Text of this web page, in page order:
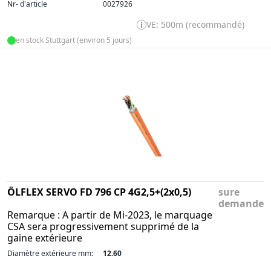
Nr- d'article 0027926
VE: 500m (recommandé)
en stock Stuttgart (environ 5 jours)
ÖLFLEX SERVO FD 796 CP 4G2,5+(2x0,5)
Remarque : A partir de Mi-2023, le marquage
CSA sera progressivement supprimé de la
gaine extérieure
sure
demande
Diamètre extérieure mm:
12.60